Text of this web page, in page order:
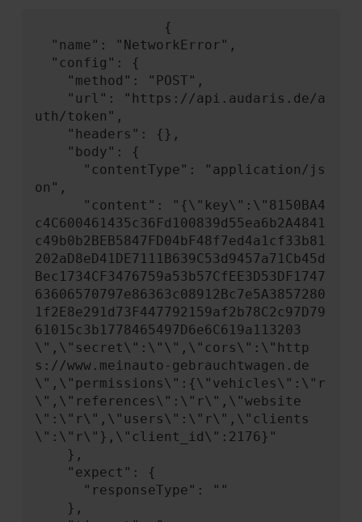
uth/token",
on",
c4C600461435c36Fd100839d55ea6b2A4841
c49b0b2BEB5847FD04bF48f7ed4a1cf33b81
202aD8eD41DE7111B639C53d9457a71Cb45d
Bec1734CF3476759a53b57CfEE3D53DF1747
63606570797e86363c08912Bc7e5A3857280
1f2E8e291d73F447792159af2b78C2c97D79
61015c3b1778465497D6e6C619a113203
\",\"secret\":\"\",\"cors\":\"http
s://www.meinauto-gebrauchtwagen.de
\",\"permissions\":{\"vehicles\":\"r
\",\"references\":\"r\",\"website
\":\"r\",\"users\":\"r\",\"clients
\":\"r\"},\"client_id\":2176}"